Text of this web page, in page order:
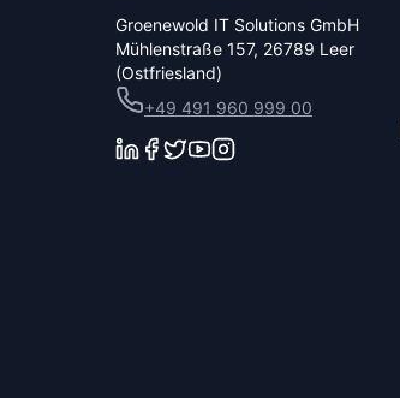
Groenewold IT Solutions GmbH
Mühlenstraße 157, 26789 Leer
(Ostfriesland)
+49 491 960 999 00